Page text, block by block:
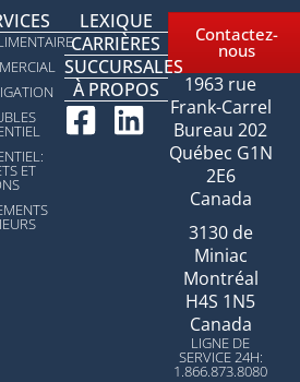
1963 rue
Frank-Carrel
Bureau 202
Québec G1N
2E6
Canada
3130 de
Miniac
Montréal
H4S 1N5
Canada
LIGNE DE
SERVICE 24H:
1.866.873.8080
Contactez-
nous
ET
LEXIQUE
CARRIÈRES
SUCCURSALES
À PROPOS